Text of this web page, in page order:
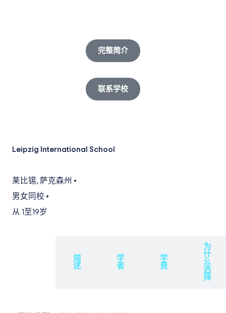
完整简介
联系学校
Leipzig International School
莱比锡, 萨克森州 •
男女同校 •
从 1 至19岁
描
述
学
者
学
费
为
什
么
选
择